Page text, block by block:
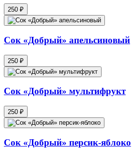
250 ₽
Сок «Добрый» апельсиновый
250 ₽
Сок «Добрый» мультифрукт
250 ₽
Сок «Добрый» персик-яблоко